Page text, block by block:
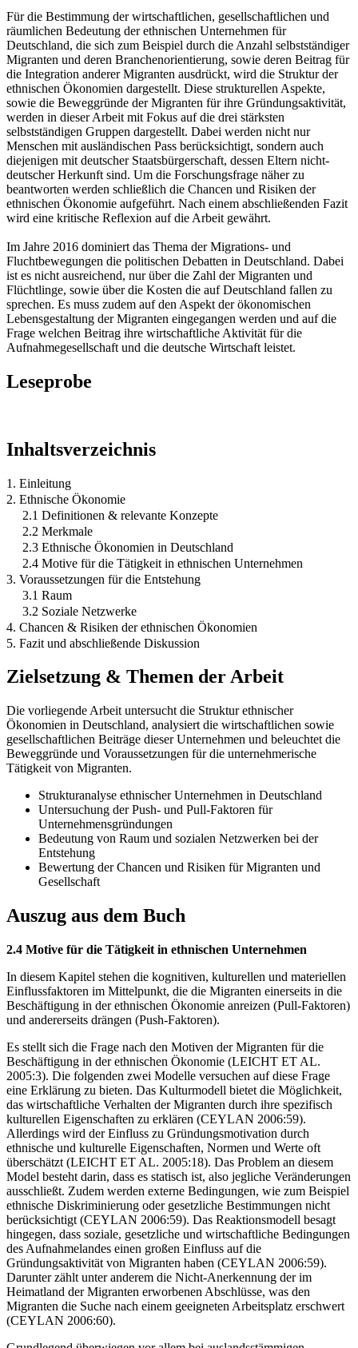
Für die Bestimmung der wirtschaftlichen, gesellschaftlichen und
räumlichen Bedeutung der ethnischen Unternehmen für
Deutschland, die sich zum Beispiel durch die Anzahl selbstständiger
Migranten und deren Branchenorientierung, sowie deren Beitrag für
die Integration anderer Migranten ausdrückt, wird die Struktur der
ethnischen Ökonomien dargestellt. Diese strukturellen Aspekte,
sowie die Beweggründe der Migranten für ihre Gründungsaktivität,
werden in dieser Arbeit mit Fokus auf die drei stärksten
selbstständigen Gruppen dargestellt. Dabei werden nicht nur
Menschen mit ausländischen Pass berücksichtigt, sondern auch
diejenigen mit deutscher Staatsbürgerschaft, dessen Eltern nicht-
deutscher Herkunft sind. Um die Forschungsfrage näher zu
beantworten werden schließlich die Chancen und Risiken der
ethnischen Ökonomie aufgeführt. Nach einem abschließenden Fazit
wird eine kritische Reflexion auf die Arbeit gewährt.
Im Jahre 2016 dominiert das Thema der Migrations- und
Fluchtbewegungen die politischen Debatten in Deutschland. Dabei
ist es nicht ausreichend, nur über die Zahl der Migranten und
Flüchtlinge, sowie über die Kosten die auf Deutschland fallen zu
sprechen. Es muss zudem auf den Aspekt der ökonomischen
Lebensgestaltung der Migranten eingegangen werden und auf die
Frage welchen Beitrag ihre wirtschaftliche Aktivität für die
Aufnahmegesellschaft und die deutsche Wirtschaft leistet.
Leseprobe
Inhaltsverzeichnis
1. Einleitung
2. Ethnische Ökonomie
2.1 Definitionen & relevante Konzepte
2.2 Merkmale
2.3 Ethnische Ökonomien in Deutschland
2.4 Motive für die Tätigkeit in ethnischen Unternehmen
3. Voraussetzungen für die Entstehung
3.1 Raum
3.2 Soziale Netzwerke
4. Chancen & Risiken der ethnischen Ökonomien
5. Fazit und abschließende Diskussion
Zielsetzung & Themen der Arbeit
Die vorliegende Arbeit untersucht die Struktur ethnischer
Ökonomien in Deutschland, analysiert die wirtschaftlichen sowie
gesellschaftlichen Beiträge dieser Unternehmen und beleuchtet die
Beweggründe und Voraussetzungen für die unternehmerische
Tätigkeit von Migranten.
Strukturanalyse ethnischer Unternehmen in Deutschland
Untersuchung der Push- und Pull-Faktoren für
Unternehmensgründungen
Bedeutung von Raum und sozialen Netzwerken bei der
Entstehung
Bewertung der Chancen und Risiken für Migranten und
Gesellschaft
Auszug aus dem Buch
2.4 Motive für die Tätigkeit in ethnischen Unternehmen
In diesem Kapitel stehen die kognitiven, kulturellen und materiellen
Einflussfaktoren im Mittelpunkt, die die Migranten einerseits in die
Beschäftigung in der ethnischen Ökonomie anreizen (Pull-Faktoren)
und andererseits drängen (Push-Faktoren).
Es stellt sich die Frage nach den Motiven der Migranten für die
Beschäftigung in der ethnischen Ökonomie (LEICHT ET AL.
2005:3). Die folgenden zwei Modelle versuchen auf diese Frage
eine Erklärung zu bieten. Das Kulturmodell bietet die Möglichkeit,
das wirtschaftliche Verhalten der Migranten durch ihre spezifisch
kulturellen Eigenschaften zu erklären (CEYLAN 2006:59).
Allerdings wird der Einfluss zu Gründungsmotivation durch
ethnische und kulturelle Eigenschaften, Normen und Werte oft
überschätzt (LEICHT ET AL. 2005:18). Das Problem an diesem
Model besteht darin, dass es statisch ist, also jegliche Veränderungen
ausschließt. Zudem werden externe Bedingungen, wie zum Beispiel
ethnische Diskriminierung oder gesetzliche Bestimmungen nicht
berücksichtigt (CEYLAN 2006:59). Das Reaktionsmodell besagt
hingegen, dass soziale, gesetzliche und wirtschaftliche Bedingungen
des Aufnahmelandes einen großen Einfluss auf die
Gründungsaktivität von Migranten haben (CEYLAN 2006:59).
Darunter zählt unter anderem die Nicht-Anerkennung der im
Heimatland der Migranten erworbenen Abschlüsse, was den
Migranten die Suche nach einem geeigneten Arbeitsplatz erschwert
(CEYLAN 2006:60).